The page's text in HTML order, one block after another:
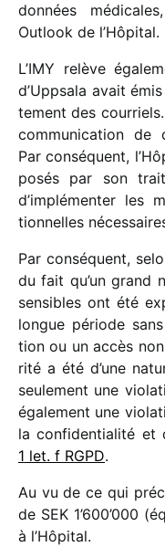
données
Outlook de l’Hôpital.
L’IMY relève
d’Uppsala avait
te­ment des
commu­ni­ca­tion de
Par consé­quent,
posés par son
d’implémenter les
tion­nelles
Par consé­quent,
du fait qu’un grand
sensibles ont été
longue période
tion ou un accès
rité a été d’une
seule­ment une
égale­ment une
la confi­den­tia­lité et
1 let. f RGPD.
Au vu de ce qui
de SEK 1’600’000
à l’Hôpital.